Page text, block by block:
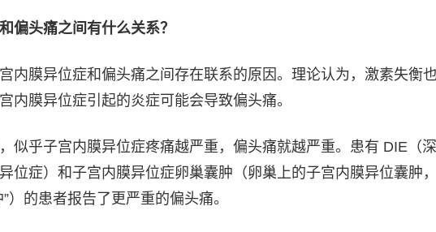
偏头痛之间有什么关系？
内膜异位症和偏头痛之间存在联系的原因。理论认为，激素失衡
内膜异位症引起的炎症可能会导致偏头痛。
似乎子宫内膜异位症疼痛越严重，偏头痛就越严重。患有 DIE（
位症）和子宫内膜异位症卵巢囊肿（卵巢上的子宫内膜异位囊肿
）的患者报告了更严重的偏头痛。